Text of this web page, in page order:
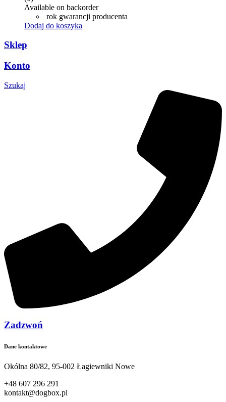
Available on backorder
rok gwarancji producenta
Dodaj do koszyka
Sklep
Konto
Szukaj
Zadzwoń
Dane kontaktowe
Okólna 80/82, 95-002 Łagiewniki Nowe
+48 607 296 291
kontakt@dogbox.pl